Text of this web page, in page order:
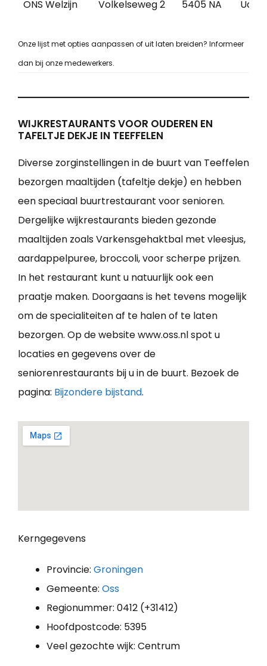
ONS Welzijn Volkelseweg 2 5405 NA Uden
Onze lijst met opties aanpassen of uit laten breiden? Informeer
dan bij onze medewerkers.
WIJKRESTAURANTS VOOR OUDEREN EN
TAFELTJE DEKJE IN TEEFFELEN
Diverse zorginstellingen in de buurt van Teeffelen
bezorgen maaltijden (tafeltje dekje) en hebben
een speciaal buurtrestaurant voor senioren.
Dergelijke wijkrestaurants bieden gezonde
maaltijden zoals Varkensgehaktbal met vleesjus,
aardappelpuree, broccoli, voor scherpe prijzen.
In het restaurant kunt u natuurlijk ook een
praatje maken. Doorgaans is het tevens mogelijk
om de specialiteiten af te halen of te laten
bezorgen. Op de website www.oss.nl spot u
locaties en gegevens over de
seniorenrestaurants bij u in de buurt. Bezoek de
pagina: Bijzondere bijstand.
Kerngegevens
Provincie: Groningen
Gemeente: Oss
Regionummer: 0412 (+31412)
Hoofdpostcode: 5395
Veel gezochte wijk: Centrum